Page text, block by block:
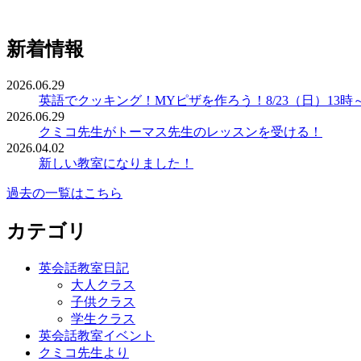
新着情報
2026.06.29
英語でクッキング！MYピザを作ろう！8/23（日）13時
2026.06.29
クミコ先生がトーマス先生のレッスンを受ける！
2026.04.02
新しい教室になりました！
過去の一覧はこちら
カテゴリ
英会話教室日記
大人クラス
子供クラス
学生クラス
英会話教室イベント
クミコ先生より